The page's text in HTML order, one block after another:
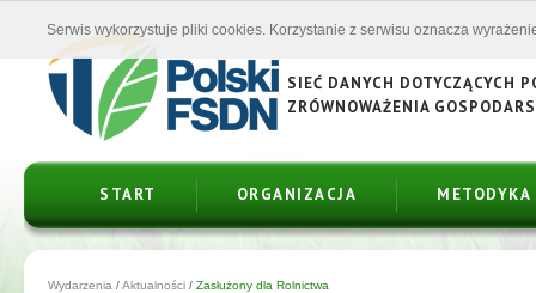
SIEĆ DANYCH DOTYCZĄCYCH
ZRÓWNOWAŻENIA
START ORGANIZACJA METODYKA
Wydarzenia /Aktualności / Zasłużony dla Rolnictwa
Serwis wykorzystuje pliki cookies. Korzystanie z serwisu oznacza